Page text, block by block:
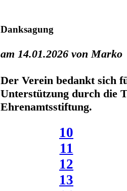
Danksagung
am 14.01.2026 von Marko
Der Verein bedankt sich
Unterstützung durch die
Ehrenamtsstiftung.
10
11
12
13